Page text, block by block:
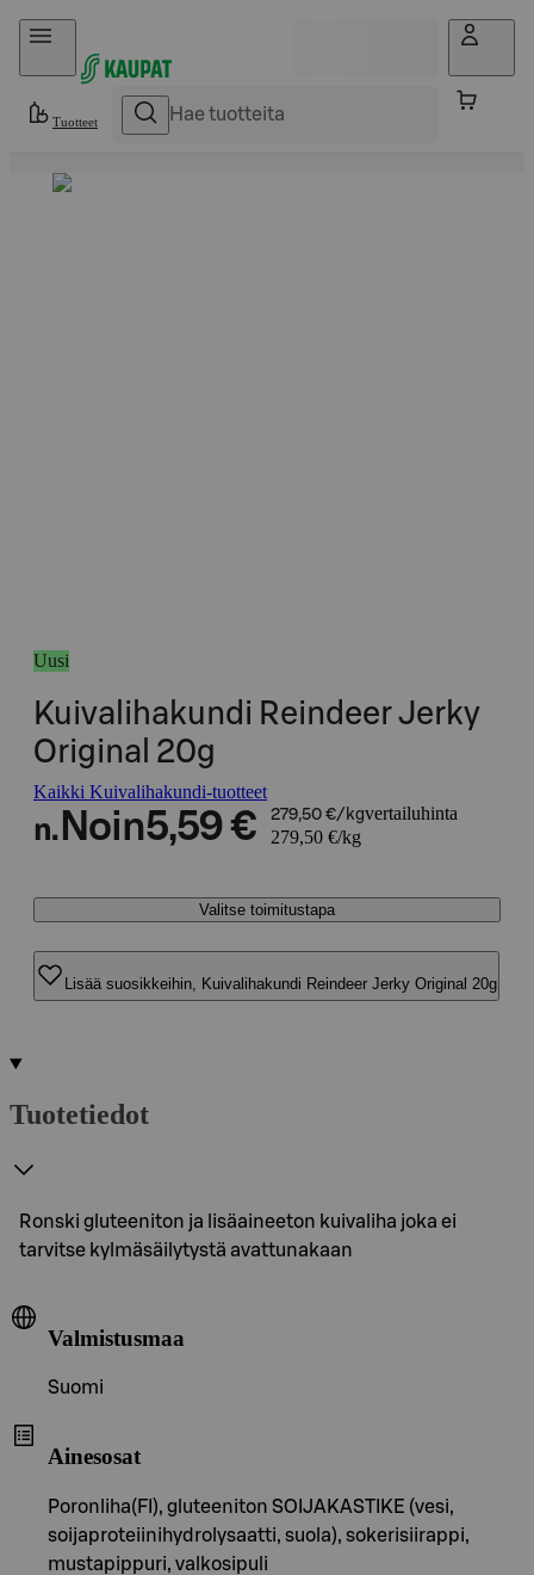
Hyppää sisältöön
Tuotteet
Uusi
Kuivalihakundi Reindeer Jerky
Original 20g
Kaikki Kuivalihakundi-tuotteet
n. Noin5,59 € 279,50 €/kgvertailuhinta
279,50 €/kg
Valitse toimitustapa
Lisää suosikkeihin, Kuivalihakundi Reindeer Jerky Original 20g
Tuotetiedot
Ronski gluteeniton ja lisäaineeton kuivaliha joka ei
tarvitse kylmäsäilytystä avattunakaan
Valmistusmaa
Suomi
Ainesosat
Poronliha(FI), gluteeniton SOIJAKASTIKE (vesi,
soijaproteiinihydrolysaatti, suola), sokerisiirappi,
mustapippuri, valkosipuli